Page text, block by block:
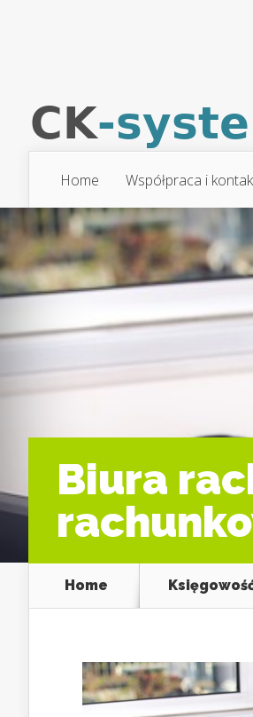
Home Współpraca i
Biura
Home